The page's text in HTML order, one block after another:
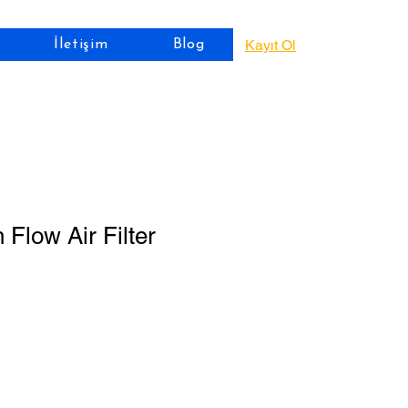
İletişim Blog Kayıt Ol
Flow Air Filter